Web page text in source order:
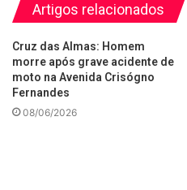
Artigos relacionados
Cruz das Almas: Homem
morre após grave acidente de
moto na Avenida Crisógno
Fernandes
08/06/2026